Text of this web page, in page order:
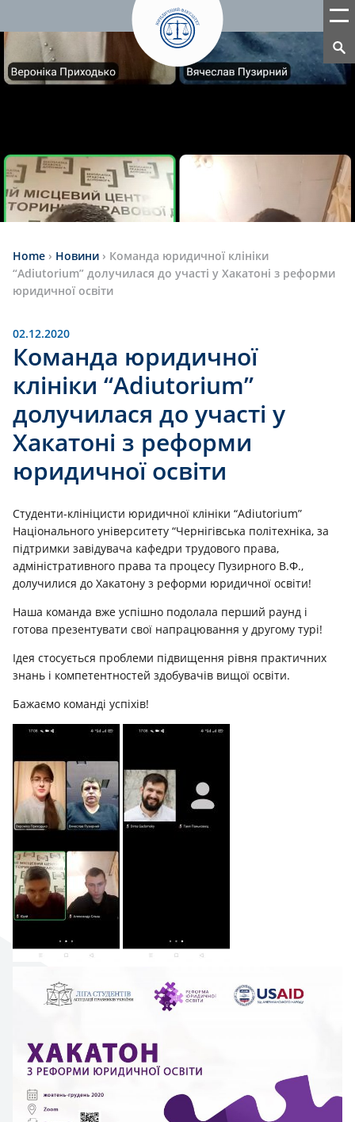
Home › Новини › Команда юридичної клініки
“Adiutorium” долучилася до участі у Хакатоні з реформи
юридичної освіти
02.12.2020
Команда юридичної
клініки “Adiutorium”
долучилася до участі у
Хакатоні з реформи
юридичної освіти
Студенти-клініцисти юридичної клініки “Adiutorium”
Національного університету “Чернігівська політехніка, за
підтримки завідувача кафедри трудового права,
адміністративного права та процесу Пузирного В.Ф.,
долучилися до Хакатону з реформи юридичної освіти!
Наша команда вже успішно подолала перший раунд і
готова презентувати свої напрацювання у другому турі!
Ідея стосується проблеми підвищення рівня практичних
знань і компетентностей здобувачів вищої освіти.
Бажаємо команді успіхів!